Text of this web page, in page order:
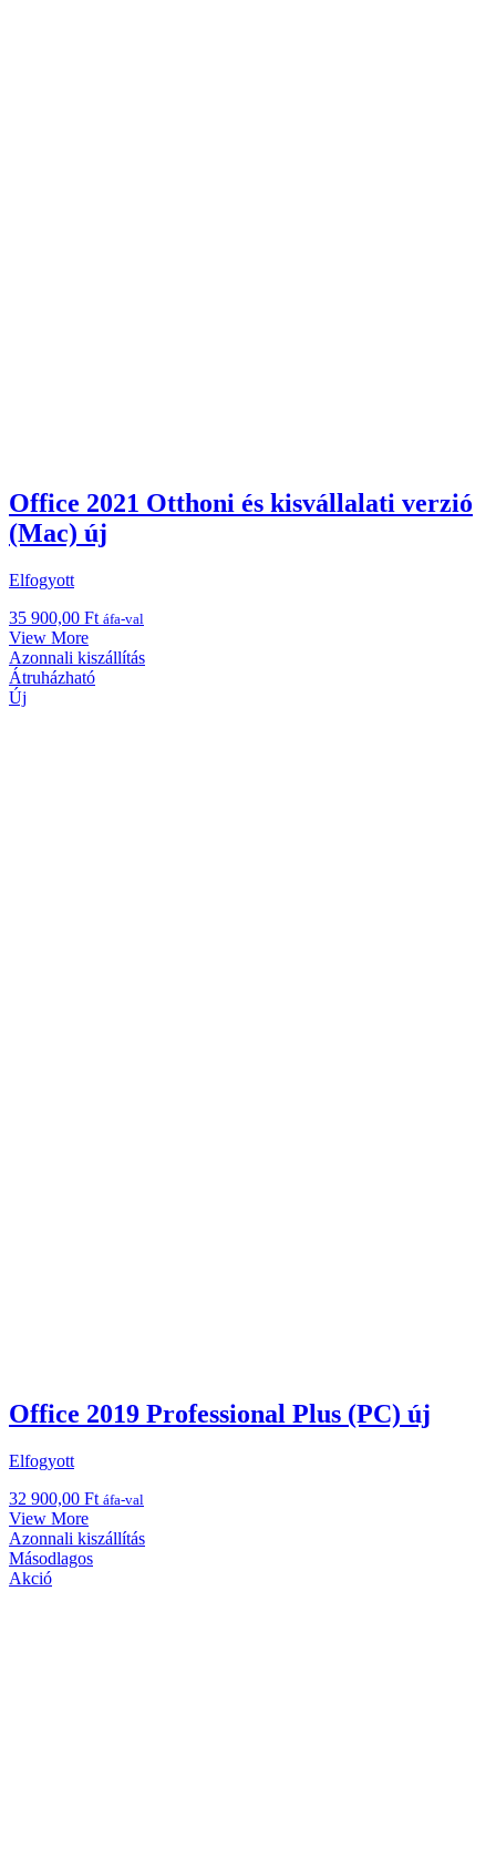
Office 2021 Otthoni és kisvállalati verzió
(Mac) új
Elfogyott
35 900,00 Ft áfa-val
View More
Azonnali kiszállítás
Átruházható
Új
Office 2019 Professional Plus (PC) új
Elfogyott
32 900,00 Ft áfa-val
View More
Azonnali kiszállítás
Másodlagos
Akció